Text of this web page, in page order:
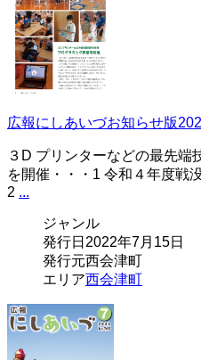
広報にしあいづお知らせ版
３D プリンターなどの最先端
を開催・・・1 令和４年度戦
2 ...
ジャンル
発行日 2022年7月15日
発行元西会津町
エリア西会津町